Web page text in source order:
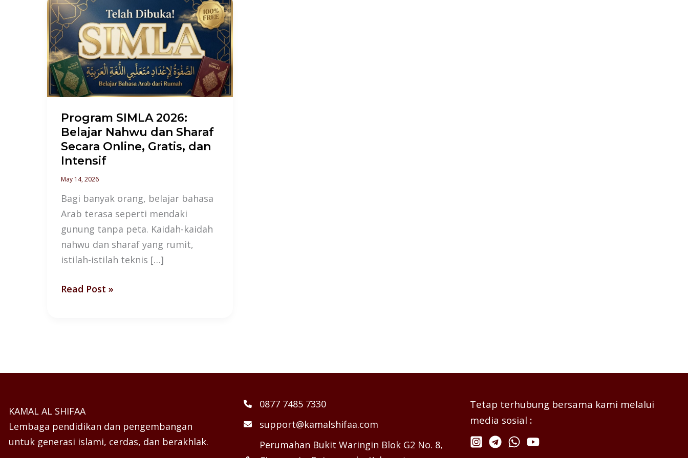
Program SIMLA 2026:
Belajar Nahwu dan Sharaf
Secara Online, Gratis, dan
Intensif
May 14, 2026
Bagi banyak orang, belajar bahasa
Arab terasa seperti mendaki
gunung tanpa peta. Kaidah-kaidah
nahwu dan sharaf yang rumit,
istilah-istilah teknis […]
SIMLA
2026:
Belajar
Nahwu
dan
Sharaf
Online,
Gratis,
dan
Read Post »
KAMAL AL SHIFAA
Lembaga pendidikan dan pengembangan
untuk generasi islami, cerdas, dan berakhlak.
0877 7485 7330
support@kamalshifaa.com
Perumahan Bukit Waringin Blok G2 No. 8,
Tetap terhubung bersama kami melalui
media sosial :